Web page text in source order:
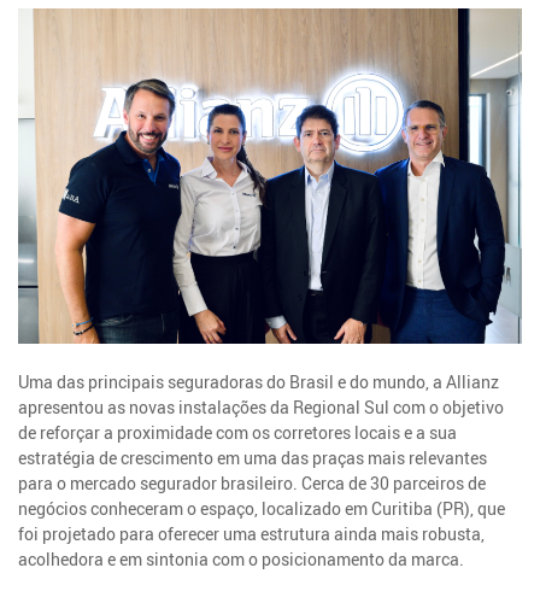
Uma das principais seguradoras do Brasil e do mundo, a Allianz
apresentou as novas instalações da Regional Sul com o objetivo
de reforçar a proximidade com os corretores locais e a sua
estratégia de crescimento em uma das praças mais relevantes
para o mercado segurador brasileiro. Cerca de 30 parceiros de
negócios conheceram o espaço, localizado em Curitiba (PR), que
foi projetado para oferecer uma estrutura ainda mais robusta,
acolhedora e em sintonia com o posicionamento da marca.